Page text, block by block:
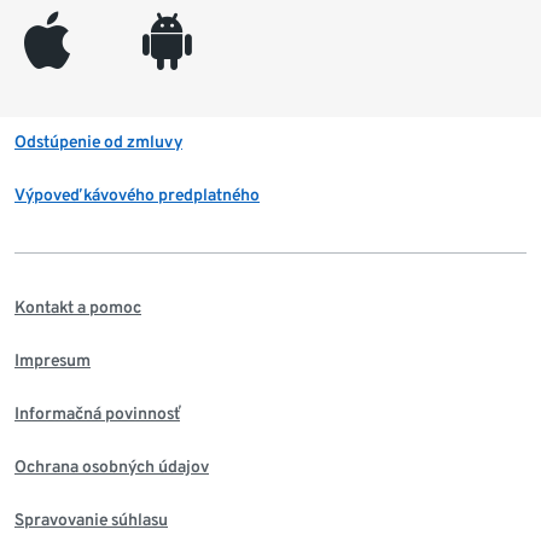
appleinc android
Odstúpenie od zmluvy
Výpoveď kávového predplatného
Kontakt a pomoc
Impresum
Informačná povinnosť
Ochrana osobných údajov
Spravovanie súhlasu